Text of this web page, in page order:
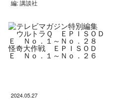
編: 講談社
2024.05.27